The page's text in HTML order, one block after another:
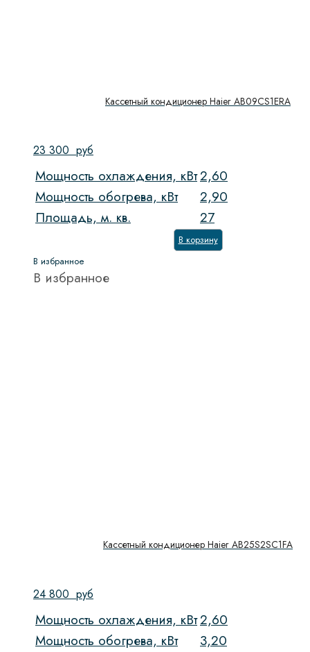
Кассетный кондиционер Haier AB09CS1ERA
23 300 руб
Мощность охлаждения, кВт2,60
Мощность обогрева, кВт
2,90
Площадь, м. кв.
27
В корзину
В избранное
В избранное
Кассетный кондиционер Haier AB25S2SC1FA
24 800 руб
Мощность охлаждения, кВт2,60
Мощность обогрева, кВт
3,20